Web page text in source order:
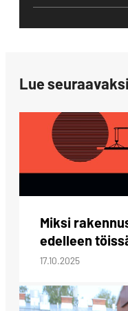
Lue seuraavaksi
Miksi
edelleen
17.10.2025